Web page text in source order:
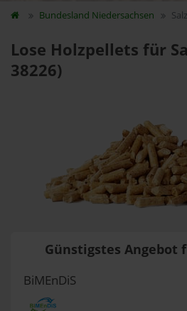
Bundesland Niedersachsen
Lose Holzpellets für
38226)
Günstigstes Angebot
BiMEnDiS